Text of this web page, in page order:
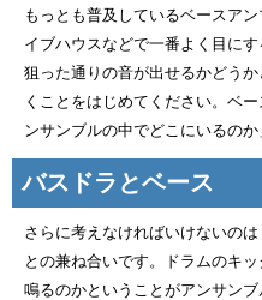
もっとも普及しているベースア
イブハウスなどで一番よく目に
狙った通りの音が出せるかどう
くことをはじめてください。ベ
ンサンブルの中でどこにいるのか
バスドラとベース
さらに考えなければいけないの
との兼ね合いです。ドラムのキ
鳴るのかということがアンサン